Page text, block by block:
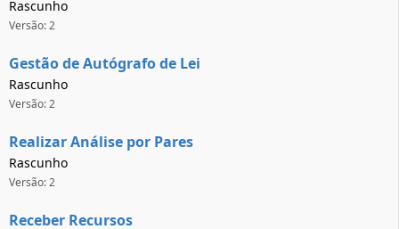
Rascunho
Versão: 2
Gestão de Autógrafo de Lei
Rascunho
Versão: 2
Realizar Análise por Pares
Rascunho
Versão: 2
Receber Recursos